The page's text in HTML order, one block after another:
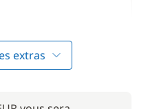
extras